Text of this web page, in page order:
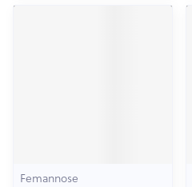
Femannose